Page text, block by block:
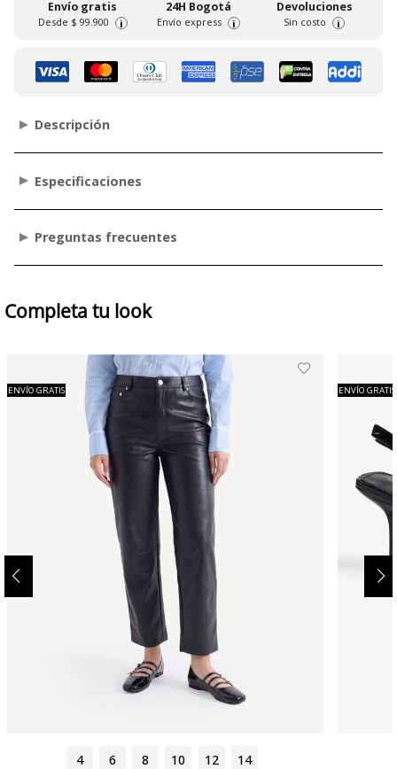
Envío gratis
Desde $ 99.900 i
24H Bogotá
Envío express i
Devoluciones
Sin costo i
Descripción
Especificaciones
Preguntas frecuentes
4 6 8 10 12 14
ENVÍO GRATIS ENVÍO GRATIS
Completa tu look